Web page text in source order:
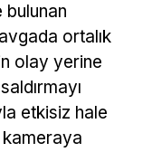
bulunan
ortalık
olay yerine
etkisiz hale
kameraya